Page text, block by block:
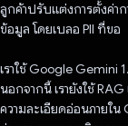
ลูกค้าปรับแต่งการตั้งค่า
ข้อมูล โดยเบลอ PII ที่ขอ
เราใช้ Google Gemini
นอกจากนี้ เรายังใช้
ความละเอียดอ่อนภายใ